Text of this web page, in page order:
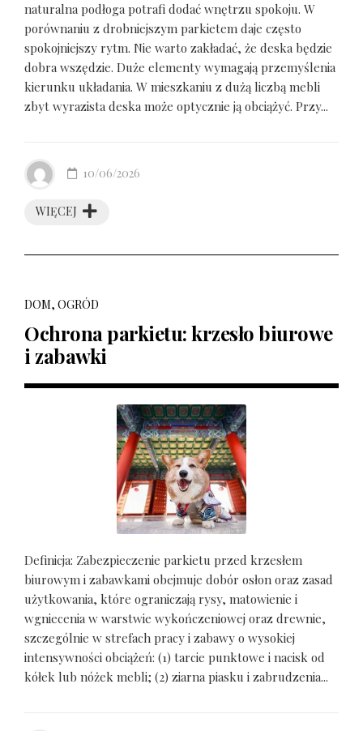
naturalna podłoga potrafi dodać wnętrzu spokoju. W
porównaniu z drobniejszym parkietem daje często
spokojniejszy rytm. Nie warto zakładać, że deska będzie
dobra wszędzie. Duże elementy wymagają przemyślenia
kierunku układania. W mieszkaniu z dużą liczbą mebli
zbyt wyrazista deska może optycznie ją obciążyć. Przy...
WIĘCEJ
10/06/2026
DOM, OGRÓD
Ochrona parkietu: krzesło biurowe
i zabawki
Definicja: Zabezpieczenie parkietu przed krzesłem
biurowym i zabawkami obejmuje dobór osłon oraz zasad
użytkowania, które ograniczają rysy, matowienie i
wgniecenia w warstwie wykończeniowej oraz drewnie,
szczególnie w strefach pracy i zabawy o wysokiej
intensywności obciążeń: (1) tarcie punktowe i nacisk od
kółek lub nóżek mebli; (2) ziarna piasku i zabrudzenia...